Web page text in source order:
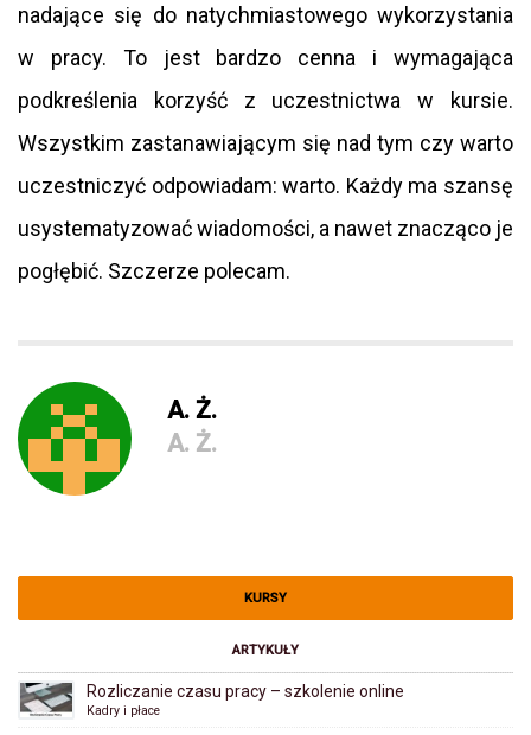
nadające się do natychmiastowego wykorzystania
w pracy. To jest bardzo cenna i wymagająca
podkreślenia korzyść z uczestnictwa w kursie.
Wszystkim zastanawiającym się nad tym czy warto
uczestniczyć odpowiadam: warto. Każdy ma szansę
usystematyzować wiadomości, a nawet znacząco je
pogłębić. Szczerze polecam.
A. Ż.
A. Ż.
KURSY
ARTYKUŁY
Rozliczanie czasu pracy – szkolenie online
Kadry i płace